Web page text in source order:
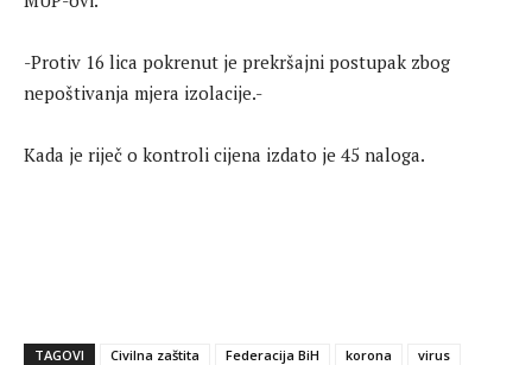
-Protiv 16 lica pokrenut je prekršajni postupak zbog
nepoštivanja mjera izolacije.-
Kada je riječ o kontroli cijena izdato je 45 naloga.
TAGOVI Civilna zaštita Federacija BiH korona
virus